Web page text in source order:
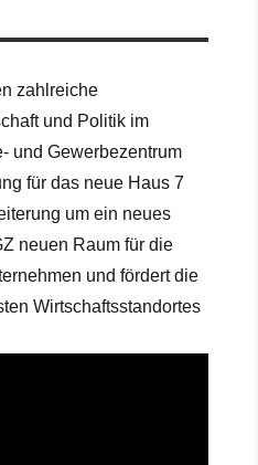
zahlreiche
und Politik im
und Gewerbezentrum
für das neue Haus 7
um ein neues
neuen Raum für die
und fördert die
Wirtschaftsstandortes